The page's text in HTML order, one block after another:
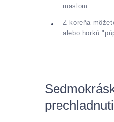
maslom.
Z koreňa
alebo horkú